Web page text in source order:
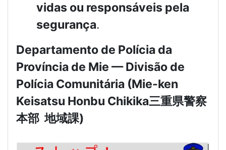
vidas ou responsáveis pela
segurança.
Departamento de Polícia da
Província de Mie — Divisão de
Polícia Comunitária (Mie-ken
Keisatsu Honbu Chikika三重県警察
本部 地域課)